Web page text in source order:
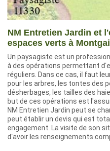
NM Entretien Jardin et
espaces verts à
Un paysagiste est un
à des opérations permettant
réguliers. Dans ce cas, il faut
pour les arbres, les tontes des
désherbages, les tailles des
but de ces opérations est
NM Entretien Jardin peut se
peut établir un devis qui est
engagement. La visite de son
d'avoir les renseignements